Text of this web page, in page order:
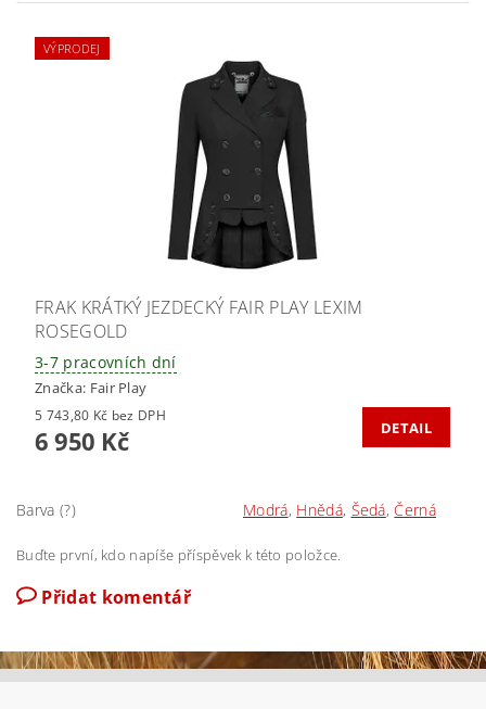
VÝPRODEJ
FRAK KRÁTKÝ JEZDECKÝ FAIR PLAY LEXIM
ROSEGOLD
3-7 pracovních dní
Značka: Fair Play
5 743,80 Kč bez DPH
6 950 Kč DETAIL
Barva (?) Modrá, Hnědá, Šedá, Černá
Buďte první, kdo napíše příspěvek k této položce.
Přidat komentář